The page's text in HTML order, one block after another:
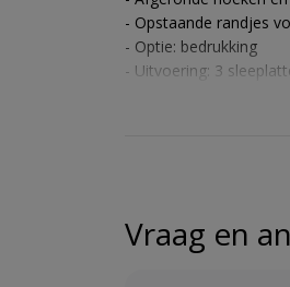
- Opstaande randjes
- Optie: bedrukking
- Uitvoering: 3
- Belading: 5000 kg
Vraag en